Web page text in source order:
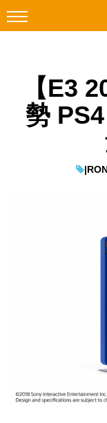
Facebook
科技焦點
Enterprise Digital
【E3
勢
|